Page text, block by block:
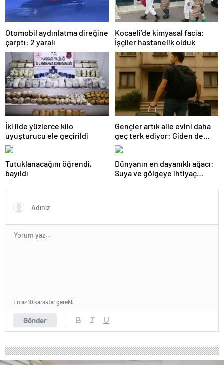
Otomobil aydınlatma direğine
çarptı: 2 yaralı
Kocaeli’de kimyasal facia:
İşçiler hastanelik olduk
İki ilde yüzlerce kilo
uyuşturucu ele geçirildi
Gençler artık aile evini daha
geç terk ediyor: Giden de
geri dönüyor
Tutuklanacağını öğrendi,
bayıldı
Dünyanın en dayanıklı ağacı:
Suya ve gölgeye ihtiyaç
veriyor!
Gönder
En az 10 karakter gerekli